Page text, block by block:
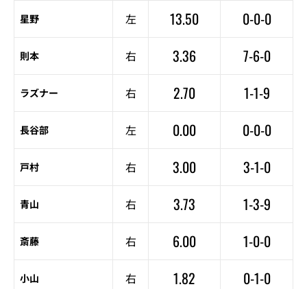
星野 左 13.50 0-0-0
則本 右 3.36 7-6-0
ラズナー 右 2.70 1-1-9
長谷部 左 0.00 0-0-0
戸村 右 3.00 3-1-0
青山 右 3.73 1-3-9
斎藤 右 6.00 1-0-0
小山 右 1.82 0-1-0